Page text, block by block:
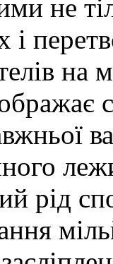
не
і
на
рід